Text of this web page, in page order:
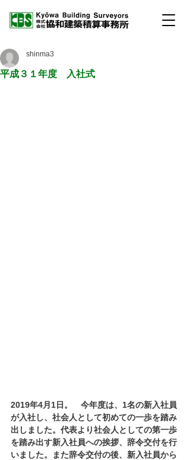
平成３１年度 入社式
shinma3
2019年4月1日。　今年度は、1名の新入社員
が入社し、社会人として初めての一歩を踏み
出しました。代表より社会人としての第一歩
を踏み出す新入社員への挨拶、辞令交付を行
いました。また辞令交付の後、新入社員から